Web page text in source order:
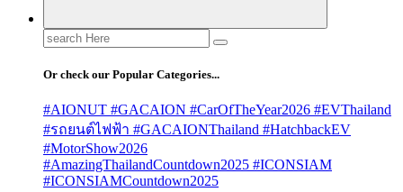
Search
for:
Or check our Popular Categories...
#AIONUT #GACAION #CarOfTheYear2026 #EVThailand
#รถยนต์ไฟฟ้า #GACAIONThailand #HatchbackEV
#MotorShow2026
#AmazingThailandCountdown2025 #ICONSIAM
#ICONSIAMCountdown2025